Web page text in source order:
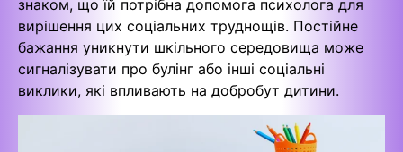
знаком, що їй потрібна допомога психолога для
вирішення цих соціальних труднощів. Постійне
бажання уникнути шкільного середовища може
сигналізувати про булінг або інші соціальні
виклики, які впливають на добробут дитини.